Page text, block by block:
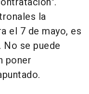
la
el 7 de mayo, es
No se puede
poner